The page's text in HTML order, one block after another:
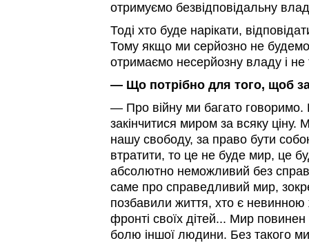
отримуємо безвідповідальну
Тоді хто буде нарікати,
Тому якщо ми серйозно не
отримаємо несерйозну владу і не
— Що потрібно для того, щоб
— Про війну ми багато говоримо.
закінчитися миром за всяку
нашу свободу, за право бути
втратити, то це не буде мир, це
абсолютно неможливий без
саме про справедливий мир,
позбавили життя, хто є
фронті своїх дітей... Мир
болю іншої людини. Без такого